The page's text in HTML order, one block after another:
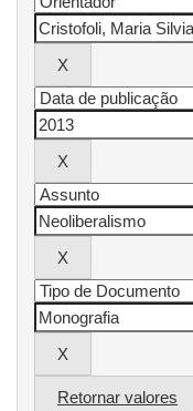
Retornar valores